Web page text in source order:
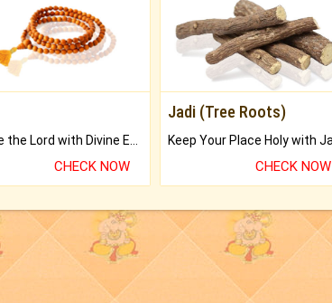
Praise the Lord with Divine Energies of Mala.
CHECK NOW
Jadi (Tree Roots)
CHECK NOW